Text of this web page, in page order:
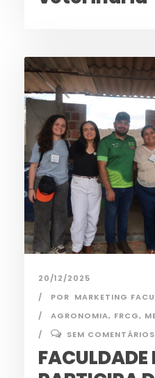
20/12/2025
POR MARKETING
AGRONOMIA, FRCG,
SEM COMENTÁRIOS
FACULDADE